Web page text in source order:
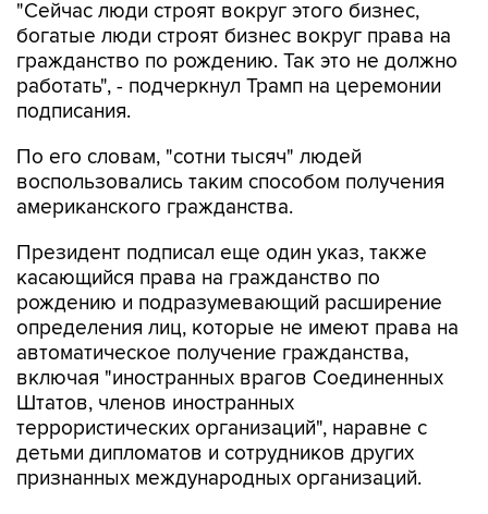
гражданство по рождению. Так это не должно
работать", - подчеркнул Трамп на церемонии
подписания.
По его словам, "сотни тысяч" людей
американского гражданства.
Президент подписал еще один указ, также
рождению и подразумевающий расширение
определения лиц, которые не имеют права на
автоматическое получение гражданства,
включая "иностранных врагов Соединенных
Штатов, членов иностранных
террористических организаций", наравне с
детьми дипломатов и сотрудников других
признанных международных организаций.
Издание The Hillобращает внимание, что эти